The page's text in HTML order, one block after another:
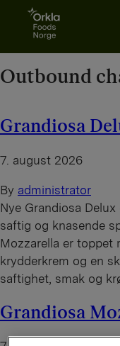
Go to frontpage
Outbound
Grandiosa
7. august 2026
By administrator
Nye Grandiosa
saftig og knasende
Mozzarella er toppet
krydderkrem og en
saftighet, smak og
Grandiosa